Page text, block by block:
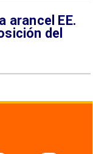
arancel EE.
del